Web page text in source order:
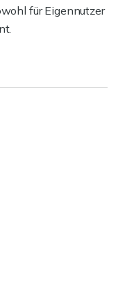
für Eigennutzer